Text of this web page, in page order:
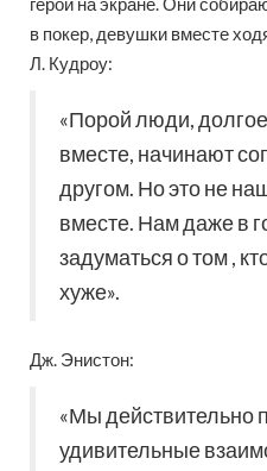
в покер, девушки вместе
Л. Кудроу:
«Порой люди,
вместе, начинают
другом. Но это не
вместе. Нам даже в
задуматься о том ,
хуже».
Дж. Энистон:
«Мы действительно
удивительные